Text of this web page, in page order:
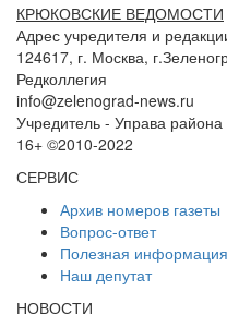
КРЮКОВСКИЕ ВЕДОМОСТИ
Адрес учредителя и
124617, г. Москва,
Редколлегия
info@zelenograd-news.ru
Учредитель - Управа
16+ ©2010-2022
СЕРВИС
Архив номеров газеты
Вопрос-ответ
Полезная
Наш депутат
НОВОСТИ